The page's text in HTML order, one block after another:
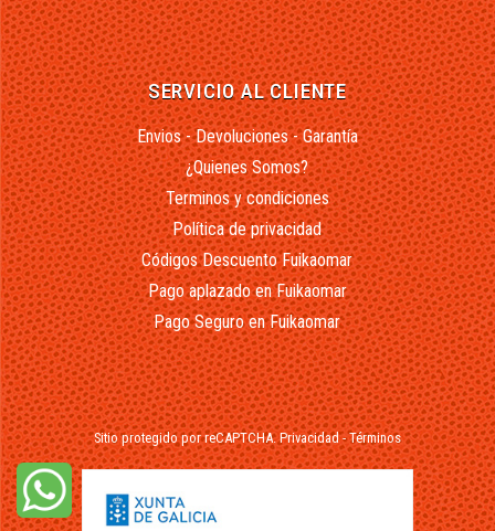
SERVICIO AL CLIENTE
Envios - Devoluciones - Garantía
¿Quienes Somos?
Terminos y condiciones
Política de privacidad
Códigos Descuento Fuikaomar
Pago aplazado en Fuikaomar
Pago Seguro en Fuikaomar
Sitio protegido por reCAPTCHA.Privacidad-Términos